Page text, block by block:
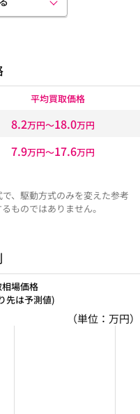
平均買取価格
8.2万円〜18.0万円
7.9万円〜17.6万円
、駆動方式のみを変えた参考
ものではありません。
相場価格
先は予測値)
（単位：万円）